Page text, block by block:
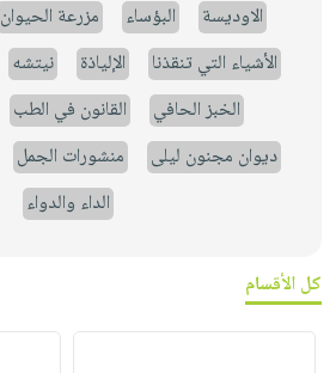
الاوديسة
البؤساء مزرعة الحيوان
الأشياء التي تنقذنا
الإلياذة نيتشه
الخبز الحافي
القانون في الطب
ديوان مجنون ليلى
منشورات الجمل
الداء والدواء
كل الأقسام